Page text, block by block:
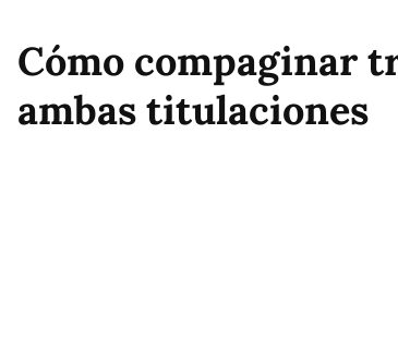
Cómo compaginar
ambas titulaciones